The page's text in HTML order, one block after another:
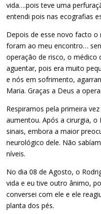
vida….pois teve uma
entendi pois nas ecografias
Depois de esse novo facto
foram ao meu encontro…
operação de risco, o médico
aguentar, pois era muito
e nós em sofrimento,
Maria. Graças a Deus a
Respiramos pela primeira
aumentou. Após a cirurgia,
sinais, embora a maior
neurológico dele. Não
níveis.
No dia 08 de Agosto, o
vida e eu tive outro ânimo,
conversei com ele e ele
planta dos pés.